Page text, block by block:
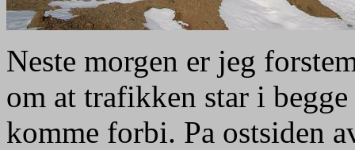
Neste morgen er jeg
om at trafikken star i
komme forbi. Pa ostsiden